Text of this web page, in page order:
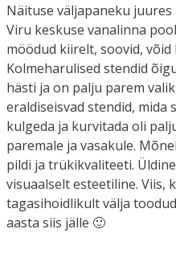
Näituse väljapaneku
Viru keskuse vanalinna
möödud kiirelt, soovid, võid
Kolmeharulised stendid
hästi ja on palju parem
eraldiseisvad stendid, mida
kulgeda ja kurvitada oli
paremale ja vasakule.
pildi ja trükikvaliteeti.
visuaalselt esteetiline. Viis,
tagasihoidlikult välja
aasta siis jälle 🙂